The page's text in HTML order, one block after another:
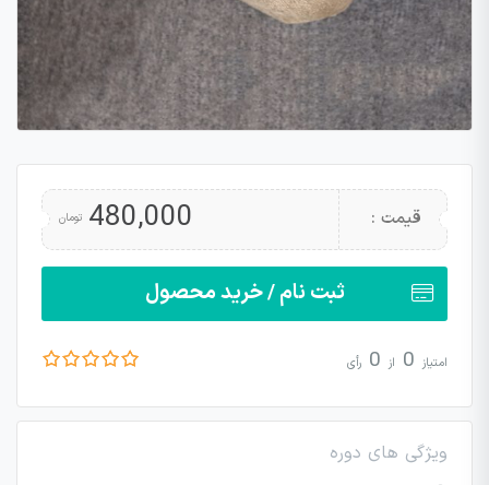
قیمت : 480,000 تومان
ثبت نام / خرید محصول
امتیاز 0 از 0 رأی
ویژگی های دوره